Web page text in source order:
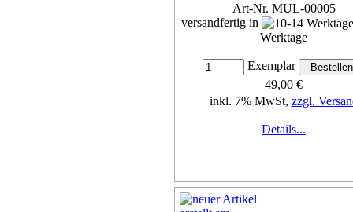
Art-Nr. MUL-00005
versandfertig in
Werktage
Exemplar
49,00 €
inkl. 7% MwSt, zzgl.
Details...